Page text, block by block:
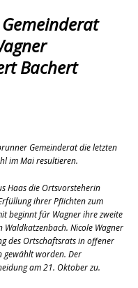
Bachert
Gemeinderat die letzten
im Mai resultieren.
Haas die Ortsvorsteherin
ihrer Pflichten zum
beginnt für Wagner ihre zweite
Nicole Wagner
des Ortschaftsrats in offener
gewählt worden. Der
am 21. Oktober zu.